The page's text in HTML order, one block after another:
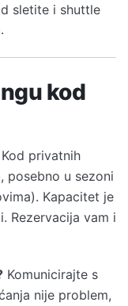
sletite i shuttle
kod
Kod privatnih
posebno u sezoni
Kapacitet je
Rezervacija vam i
Komunicirajte s
nije problem,